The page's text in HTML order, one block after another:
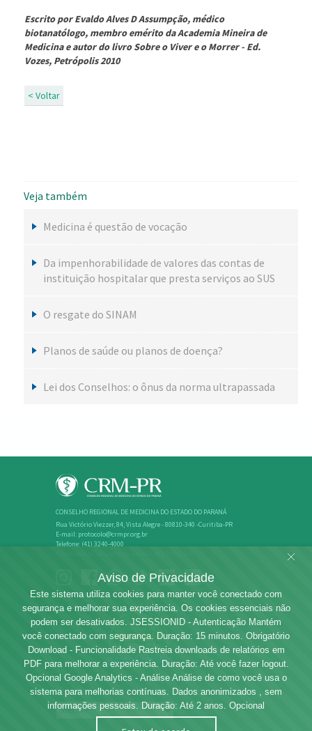
Escrito por Evaldo Alves D Assumpção, médico
biotanatólogo, membro emérito da Academia Mineira de
Medicina e autor do livro Sobre o Viver e o Morrer - Ed.
Vozes, Petrópolis 2010
< Voltar
Veja também
Medicina é questão de vocação
Da impenhorabilidade de valores das contas de
instituição hospitalar que presta serviços ao SUS
O resgate do SINAM
Planos de saúde ou planos de doença?
Lei dos Conselhos: o ônus da norma ultrapassada
CONSELHO REGIONAL DE MEDICINA DO ESTADO DO PARANÁ
Rua Victório Viezzer, 84, Vista Alegre - 80810-340 -Curitiba-PR
E-mail: protocolo@crmpr.org.br
Telefone: (41) 3240-4000
Rede dos Conselhos de Medicina
Aviso de Privacidade
Este sistema utiliza cookies para manter você conectado com
segurança e melhorar sua experiência. Os cookies essenciais não
podem ser desativados. JSESSIONID - Autenticação Mantém
você conectado com segurança. Duração: 15 minutos. Obrigatório
Download - Funcionalidade Rastreia downloads de relatórios em
PDF para melhorar a experiência. Duração: Até você fazer logout.
Opcional Google Analytics - Análise Análise de como você usa o
sistema para melhorias contínuas. Dados anonimizados , sem
informações pessoais. Duração: Até 2 anos. Opcional